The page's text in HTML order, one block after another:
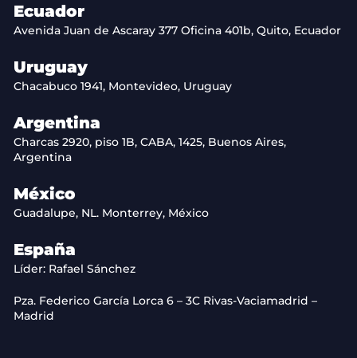
Ecuador
Avenida Juan de Ascaray 377 Oficina 401b, Quito, Ecuador
Uruguay
Chacabuco 1941, Montevideo, Uruguay
Argentina
Charcas 2920, piso 1B, CABA, 1425, Buenos Aires,
Argentina
México
Guadalupe, NL. Monterrey, México
España
Líder: Rafael Sánchez
Pza. Federico García Lorca 6 – 3C Rivas-Vaciamadrid –
Madrid